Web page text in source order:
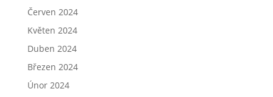
Červen 2024
Květen 2024
Duben 2024
Březen 2024
Únor 2024